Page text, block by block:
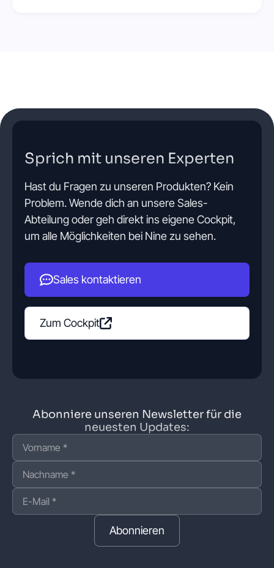
Sprich mit unseren Experten
Hast du Fragen zu unseren Produkten? Kein
Problem. Wende dich an unsere Sales-
Abteilung oder geh direkt ins eigene Cockpit,
um alle Möglichkeiten bei Nine zu sehen.
Sales kontaktieren
Zum Cockpit
Abonniere unseren Newsletter für die
neuesten Updates:
Abonnieren